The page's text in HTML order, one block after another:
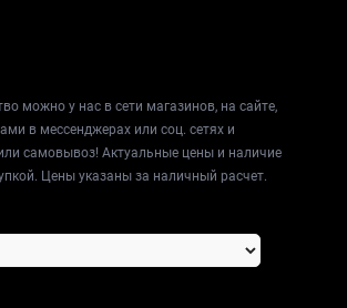
можно у нас в сети магазинов, на сайте,
в мессенджерах или соц. сетях и
самовывоз! Актуальные цены и наличие
Цены указаны за наличный расчет.